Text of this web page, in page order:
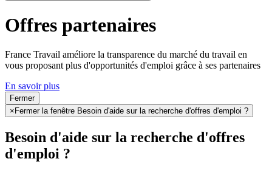
Offres partenaires
France Travail améliore la transparence du marché du travail en
vous proposant plus d'opportunités d'emploi grâce à ses partenaires
En savoir plus
Fermer
× Fermer la fenêtre Besoin d'aide sur la recherche d'offres d'emploi ?
Besoin d'aide sur la recherche d'offres
d'emploi ?